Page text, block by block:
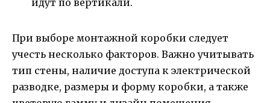
При выборе монтажной коробки следует
учесть несколько факторов. Важно учитывать
тип стены, наличие доступа к электрической
разводке, размеры и форму коробки, а также